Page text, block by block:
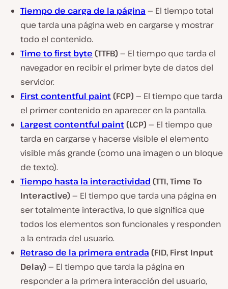
Tiempo de carga de la página — El tiempo total
que tarda una página web en cargarse y mostrar
todo el contenido.
Time to first byte (TTFB) — El tiempo que tarda el
navegador en recibir el primer byte de datos del
servidor.
First contentful paint(FCP) — El tiempo que tarda
el primer contenido en aparecer en la pantalla.
Largest contentful paint(LCP) — El tiempo que
tarda en cargarse y hacerse visible el elemento
visible más grande (como una imagen o un bloque
de texto).
Tiempo hasta la interactividad (TTI, Time To
Interactive) — El tiempo que tarda una página en
ser totalmente interactiva, lo que significa que
todos los elementos son funcionales y responden
a la entrada del usuario.
Retraso de la primera entrada (FID, First Input
Delay) — El tiempo que tarda la página en
responder a la primera interacción del usuario,